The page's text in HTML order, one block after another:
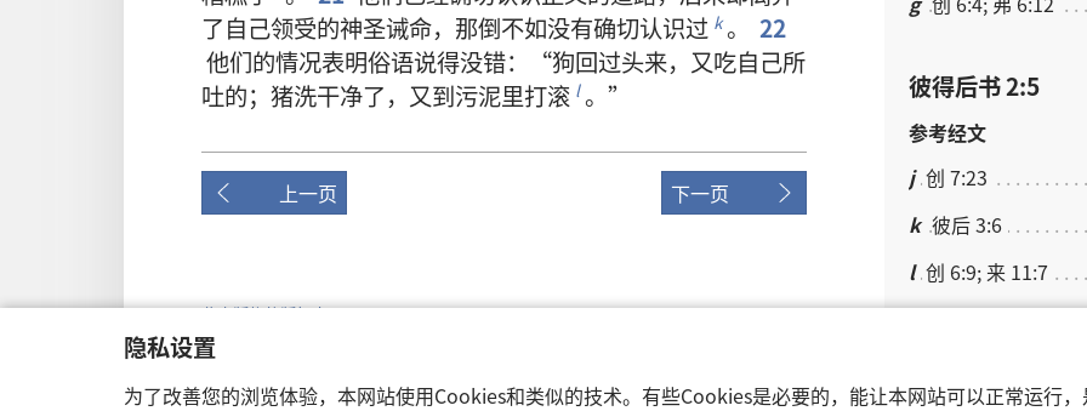
隐私设置
为了改善您的浏览体验，本网站使用Cookies和类似的技术。有些Cookies是必要的，能让本网站可以正常运行
了自己领受的神圣诫命， 那倒不如没有确切认识过 k 。
22
他们的情况表明俗语说得没错：“狗回过头来， 又吃自己所
吐的； 猪洗干净了， 又到污泥里打滚 l 。”
上一页 下一页
此出版物的版权声明
Copyright
彼得后书 2:5
参考经文
j 创 7:23
k 彼后 3:6
l 创 6:9; 来 11:7
彼得后书 2:6